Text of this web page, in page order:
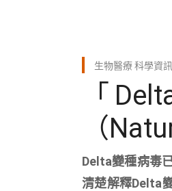
生物醫療科學資訊
「
（
Delta變種病毒
清楚解釋Delta